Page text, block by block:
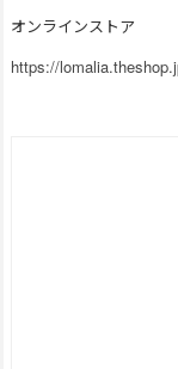
オンラインストア
https://